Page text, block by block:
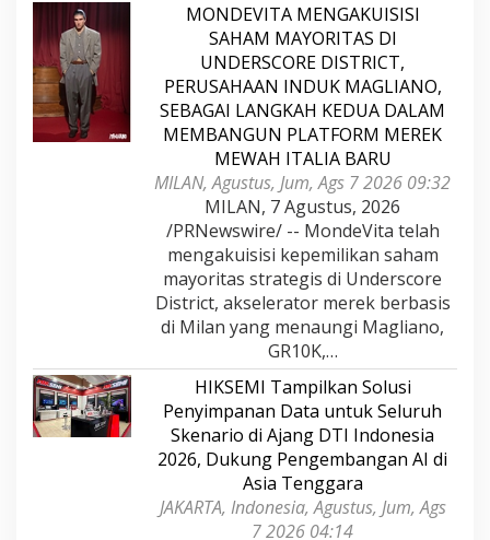
MONDEVITA MENGAKUISISI
SAHAM MAYORITAS DI
UNDERSCORE DISTRICT,
PERUSAHAAN INDUK MAGLIANO,
SEBAGAI LANGKAH KEDUA DALAM
MEMBANGUN PLATFORM MEREK
MEWAH ITALIA BARU
MILAN, Agustus, Jum, Ags 7 2026 09:32
MILAN, 7 Agustus, 2026
/PRNewswire/ -- MondeVita telah
mengakuisisi kepemilikan saham
mayoritas strategis di Underscore
District, akselerator merek berbasis
di Milan yang menaungi Magliano,
GR10K,…
HIKSEMI Tampilkan Solusi
Penyimpanan Data untuk Seluruh
Skenario di Ajang DTI Indonesia
2026, Dukung Pengembangan AI di
Asia Tenggara
JAKARTA, Indonesia, Agustus, Jum, Ags
7 2026 04:14